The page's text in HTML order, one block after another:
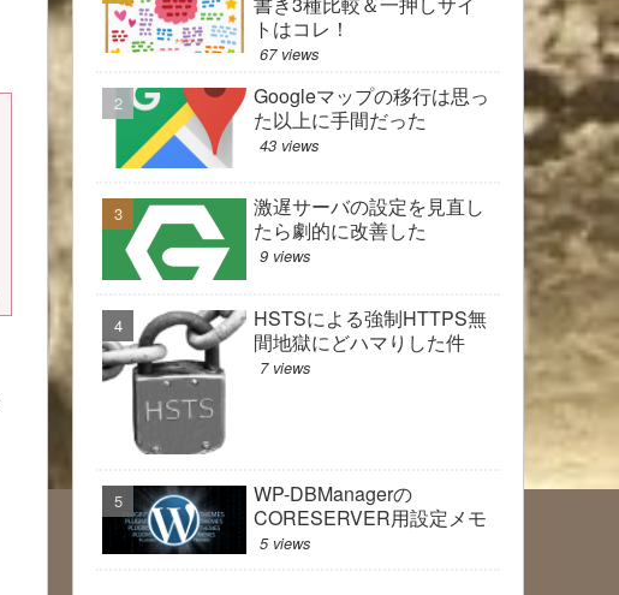
トはコレ！
67 views
Googleマップの移行は思っ
た以上に手間だった
43 views
激遅サーバの設定を見直し
たら劇的に改善した
9 views
HSTSによる強制HTTPS無
間地獄にどハマりした件
7 views
WP-DBManagerの
CORESERVER用設定メモ
5 views